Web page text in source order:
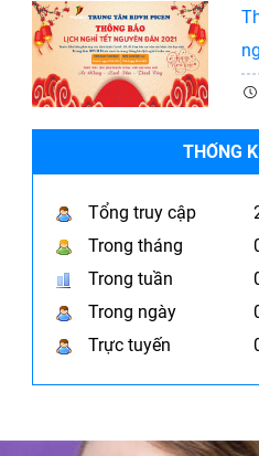
THỐNG
Tổng truy cập
Trong tháng
Trong tuần
Trong ngày
Trực tuyến